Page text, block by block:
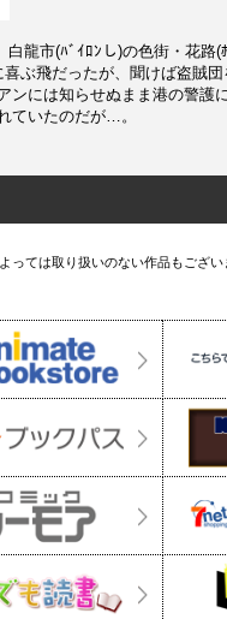
龍市(ﾊﾞｲﾛﾝし)の色街・花路(
ぶ飛だったが、聞けば盗賊
には知らせぬまま港の警護
ていたのだが…。
ては取り扱いのない作品もござい